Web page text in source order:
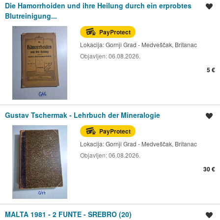
Die Hamorrhoiden und ihre Heilung durch ein erprobtes
Blutreinigung...
PayProtect
Lokacija:Gornji Grad - Medveščak, Britanac
Objavljen:06.08.2026.
5 €
Gustav Tschermak - Lehrbuch der Mineralogie
PayProtect
Lokacija:Gornji Grad - Medveščak, Britanac
Objavljen:06.08.2026.
30 €
MALTA 1981 - 2 FUNTE - SREBRO (20)